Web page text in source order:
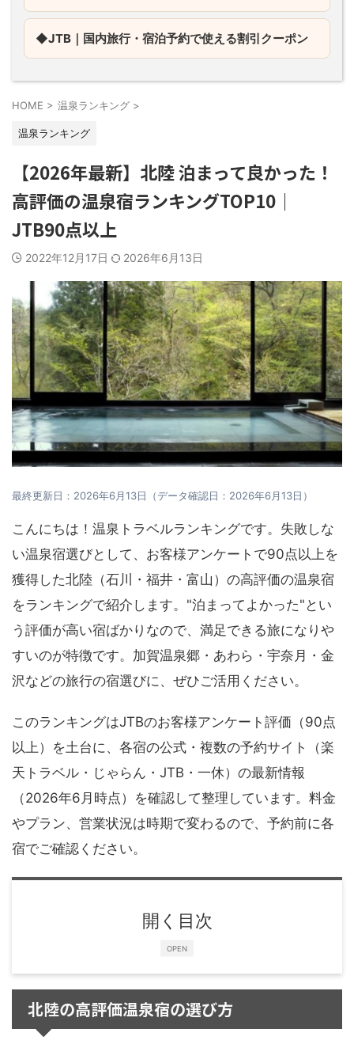
◆JTB｜ 国内旅行・宿泊予約で使える割引クーポン
HOME > 温泉ランキング >
温泉ランキング
【2026年最新】北陸 泊まって良かった！
高評価の温泉宿ランキングTOP10｜
JTB90点以上
2022年12月17日 2026年6月13日
最終更新日：2026年6月13日（データ確認日：2026年6月13日）
こんにちは！温泉トラベルランキングです。失敗しな
い温泉宿選びとして、お客様アンケートで90点以上を
獲得した北陸（石川・福井・富山）の高評価の温泉宿
をランキングで紹介します。"泊まってよかった"とい
う評価が高い宿ばかりなので、満足できる旅になりや
すいのが特徴です。加賀温泉郷・あわら・宇奈月・金
沢などの旅行の宿選びに、ぜひご活用ください。
このランキングはJTBのお客様アンケート評価（90点
以上）を土台に、各宿の公式・複数の予約サイト（楽
天トラベル・じゃらん・JTB・一休）の最新情報
（2026年6月時点）を確認して整理しています。料金
やプラン、営業状況は時期で変わるので、予約前に各
宿でご確認ください。
OPEN
開く目次
北陸の高評価温泉宿の選び方